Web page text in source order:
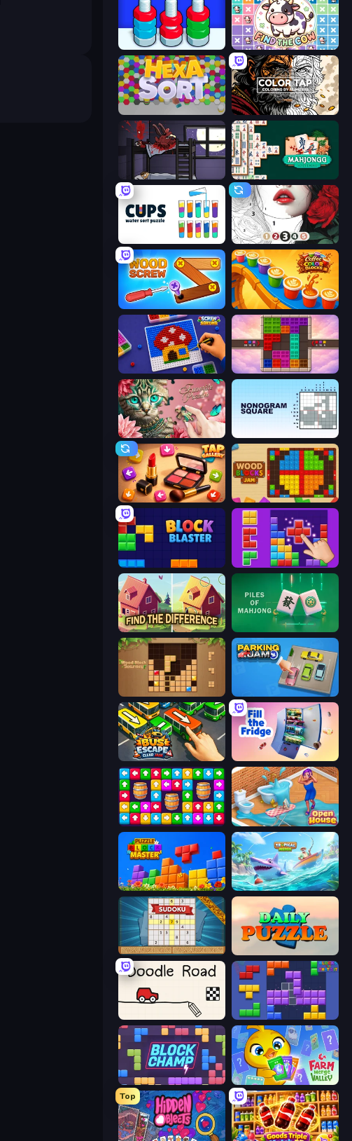
Find The Cow
Color Tap: Coloring by Numbers
The Visitor Mahjongg Solitaire
Cups - Water Sort Puzzle Numicolor
Wood Screw: Bolts Puzzle Coffee Color Blocks
Screw Sorting Color Cube Puzzle
Favorite Puzzles
Tap Gallery Wood Blocks Jam
Block Blaster BlockBuster Puzzle
Find The Difference Piles of Mahjong
Wood Block Journey
Bus Escape: Clear Jam Fill The Fridge
Tap Away Story Open House
Puzzle Block Master Tropical Merge
Sudoku Online
Blocks and that’s it
Block Champ Farm Merge Valley
Top